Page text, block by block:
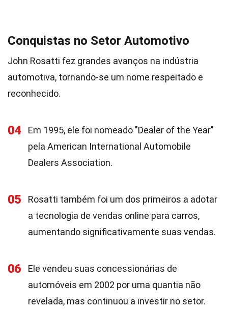
Conquistas no Setor Automotivo
John Rosatti fez grandes avanços na indústria
automotiva, tornando-se um nome respeitado e
reconhecido.
04
Em 1995, ele foi nomeado "Dealer of the Year"
pela American International Automobile
Dealers Association.
05
Rosatti também foi um dos primeiros a adotar
a tecnologia de vendas online para carros,
aumentando significativamente suas vendas.
06
Ele vendeu suas concessionárias de
automóveis em 2002 por uma quantia não
revelada, mas continuou a investir no setor.